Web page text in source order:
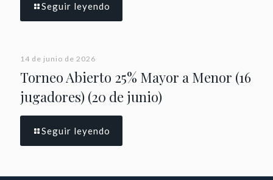
Seguir leyendo
14 de junio de 2026
Torneo Abierto 25% Mayor a Menor (16
jugadores) (20 de junio)
Seguir leyendo